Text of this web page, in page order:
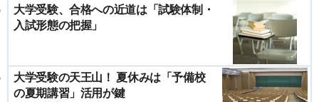
大学受験、合格への近道は「試験体制・
入試形態の把握」
大学受験の天王山！ 夏休みは「予備校
の夏期講習」活用が鍵